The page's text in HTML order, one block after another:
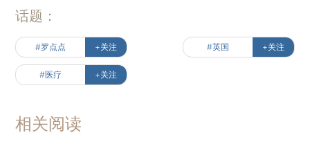
话题：
#罗点点 +关注 #英国 +关注
#医疗 +关注
相关阅读